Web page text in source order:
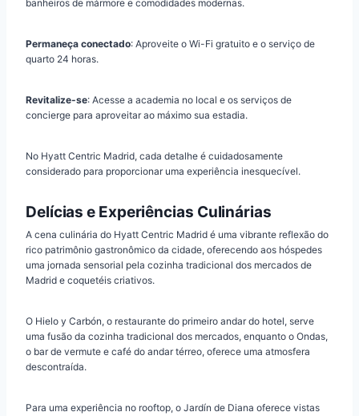
banheiros de mármore e comodidades modernas.
Permaneça conectado: Aproveite o Wi-Fi gratuito e o serviço de
quarto 24 horas.
Revitalize-se: Acesse a academia no local e os serviços de
concierge para aproveitar ao máximo sua estadia.
No Hyatt Centric Madrid, cada detalhe é cuidadosamente
considerado para proporcionar uma experiência inesquecível.
Delícias e Experiências Culinárias
A cena culinária do Hyatt Centric Madrid é uma vibrante reflexão do
rico patrimônio gastronômico da cidade, oferecendo aos hóspedes
uma jornada sensorial pela cozinha tradicional dos mercados de
Madrid e coquetéis criativos.
O Hielo y Carbón, o restaurante do primeiro andar do hotel, serve
uma fusão da cozinha tradicional dos mercados, enquanto o Ondas,
o bar de vermute e café do andar térreo, oferece uma atmosfera
descontraída.
Para uma experiência no rooftop, o Jardín de Diana oferece vistas